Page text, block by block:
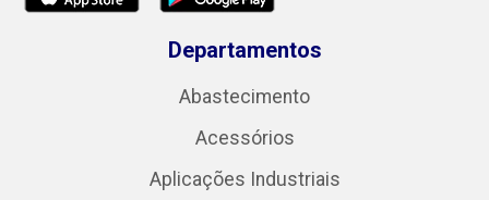
Departamentos
Abastecimento
Acessórios
Aplicações Industriais